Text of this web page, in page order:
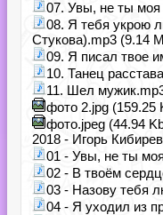
07. Увы, не ты моя
08. Я тебя укрою
Стукова).mp3 (9.14
09. Я писал твое
10. Танец
11. Шел
фото 2.jpg (159.25
фото.jpeg (44.94
2018 - Игорь
01 - Увы, не ты
02 - В твоём
03 - Назову тебя
04 - Я уходил из